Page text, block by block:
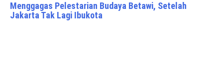
Menggagas Pelestarian Budaya Betawi, Setelah
Jakarta Tak Lagi Ibukota